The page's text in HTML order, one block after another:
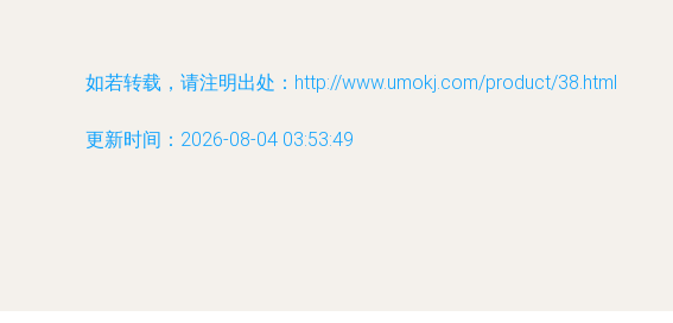
如若转载，请注明出处：http://www.umokj.com/product/38.html
更新时间：2026-08-04 03:53:49